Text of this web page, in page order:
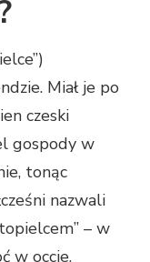
Miał je po
czeski
gospody w
tonąc
nazwali
– w
w occie.